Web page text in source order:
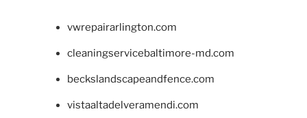
vwrepairarlington.com
cleaningservicebaltimore-md.com
beckslandscapeandfence.com
vistaaltadelveramendi.com